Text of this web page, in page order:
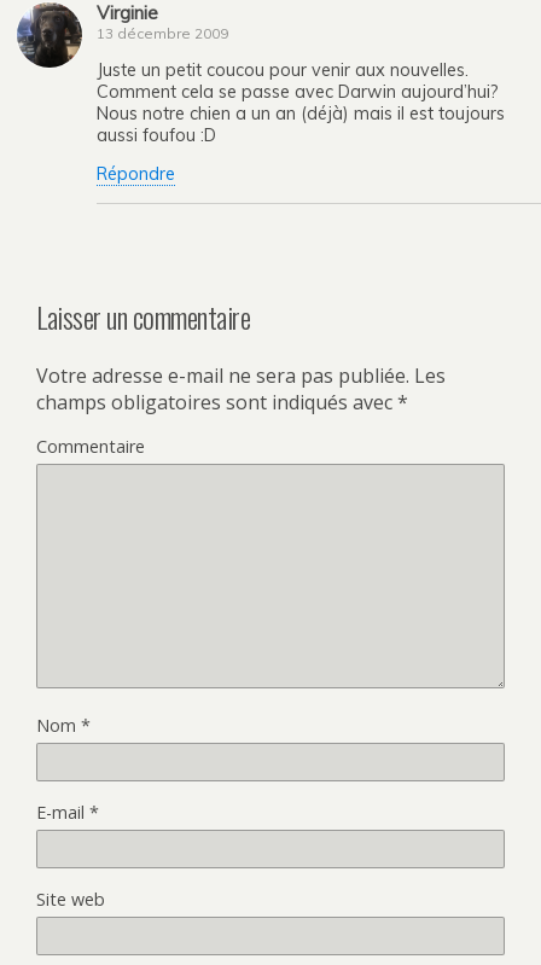
Virginie
13 décembre 2009
Juste un petit coucou pour venir aux nouvelles.
Comment cela se passe avec Darwin aujourd’hui?
Nous notre chien a un an (déjà) mais il est toujours
aussi foufou :D
Répondre
Laisser un commentaire
Votre adresse e-mail ne sera pas publiée. Les
champs obligatoires sont indiqués avec*
Commentaire
Nom *
E-mail *
Site web